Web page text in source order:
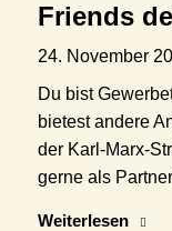
Friends
24. November
Du bist
bietest andere
der Karl-Marx-
gerne als
Weiterlesen